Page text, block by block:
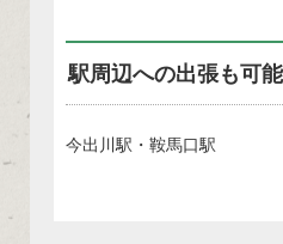
駅周辺への出張も可
今出川駅・鞍馬口駅